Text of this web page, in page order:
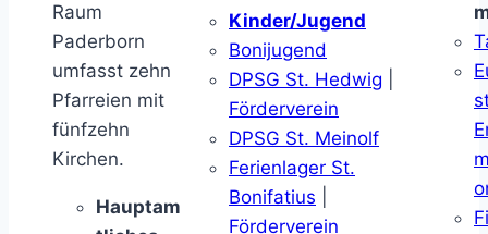
Raum
Paderborn
umfasst zehn
Pfarreien mit
fünfzehn
Kirchen.
Hauptam
Kinder/Jugend
Bonijugend
DPSG St. Hedwig
Förderverein
DPSG St. Meinolf
Ferienlager St.
Bonifatius
Förderverein